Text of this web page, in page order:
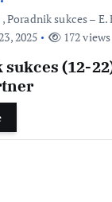
,Poradnik sukces –
2025
172 views
(12-